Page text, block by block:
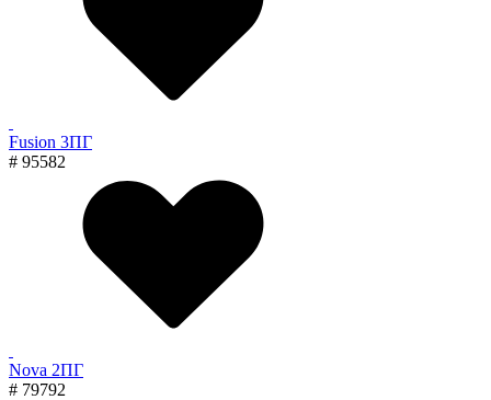
Fusion 3ПГ
# 95582
Nova 2ПГ
# 79792